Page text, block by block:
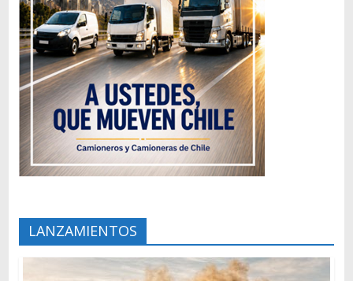
LANZAMIENTOS